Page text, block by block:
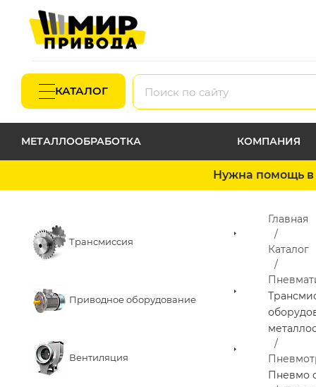
КАТАЛОГ
МЕТАЛЛООБРАБОТКА КОМПАНИЯ
Нужна помощь в
Трансмиссия
Приводное оборудование
Вентиляция
Главная
Каталог
Пневмо